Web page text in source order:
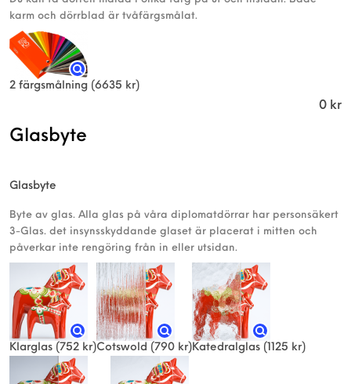
karm och dörrblad är tvåfärgsmålat.
2 färgsmålning (6635 kr)
0 kr
Glasbyte
Glasbyte
Byte av glas. Alla glas på våra diplomatdörrar har personsäkert
3-Glas. det insynsskyddande glaset är placerat i mitten och
påverkar inte rengöring från in eller utsidan.
Klarglas (752 kr)Cotswold (790 kr)Katedralglas (1125 kr)